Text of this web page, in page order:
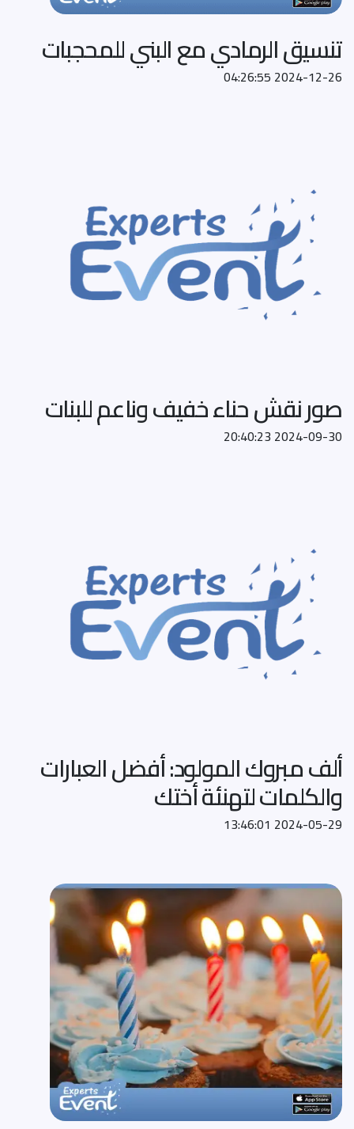
تنسيق الرمادي مع البني للمحجبات
2024-12-26 04:26:55
صور نقش حناء خفيف وناعم للبنات
2024-09-30 20:40:23
ألف مبروك المولود: أفضل العبارات
والكلمات لتهنئة أختك
2024-05-29 13:46:01